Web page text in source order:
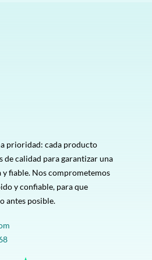
prioridad: cada producto
de calidad para garantizar una
y fiable. Nos comprometemos
y confiable, para que
antes posible.